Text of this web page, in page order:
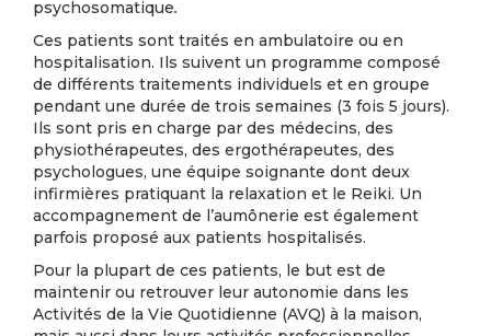
psychosomatique.
Ces patients sont traités en ambulatoire ou en
hospitalisation. Ils suivent un programme composé
de différents traitements individuels et en groupe
pendant une durée de trois semaines (3 fois 5 jours).
Ils sont pris en charge par des médecins, des
physiothérapeutes, des ergothérapeutes, des
psychologues, une équipe soignante dont deux
infirmières pratiquant la relaxation et le Reiki. Un
accompagnement de l’aumônerie est également
parfois proposé aux patients hospitalisés.
Pour la plupart de ces patients, le but est de
maintenir ou retrouver leur autonomie dans les
Activités de la Vie Quotidienne (AVQ) à la maison,